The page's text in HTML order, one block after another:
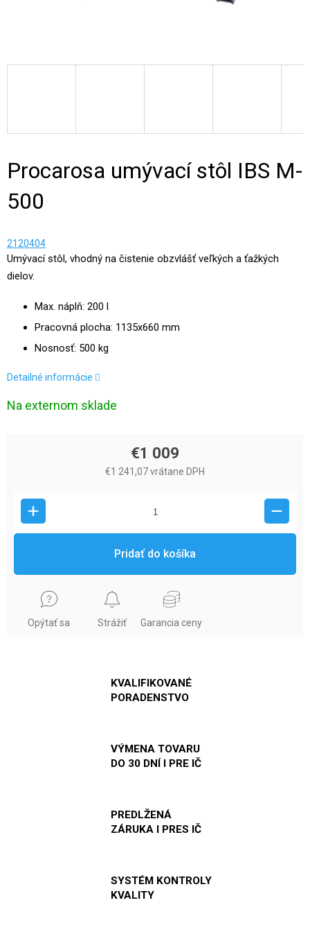
Procarosa umývací stôl IBS M-
500
2120404
Umývací stôl, vhodný na čistenie obzvlášť veľkých a ťažkých
dielov.
Max. náplň: 200 l
Pracovná plocha: 1135x660 mm
Nosnosť: 500 kg
Detailné informácie
Na externom sklade
€1 009
€1 241,07 vrátane DPH
Pridať do košíka
Opýtať sa Strážiť Garancia ceny
KVALIFIKOVANÉ
PORADENSTVO
VÝMENA TOVARU
DO 30 DNÍ I PRE IČ
PREDLŽENÁ
ZÁRUKA I PRES IČ
SYSTÉM KONTROLY
KVALITY